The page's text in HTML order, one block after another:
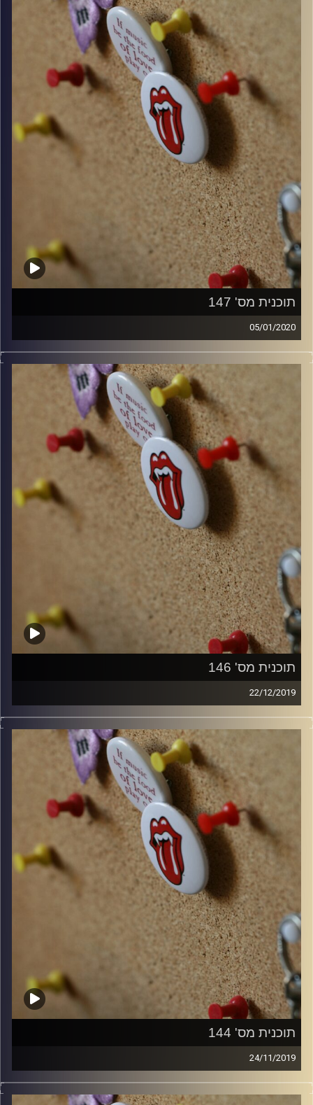
włodi
תוכנית מס' 147
05/01/2020
קלאסיקות רוק עם אורן הוף.
włodi
תוכנית מס' 146
22/12/2019
קלאסיקות רוק עם אורן הוף.
włodi
תוכנית מס' 144
24/11/2019
קלאסיקות רוק עם אורן הוף.